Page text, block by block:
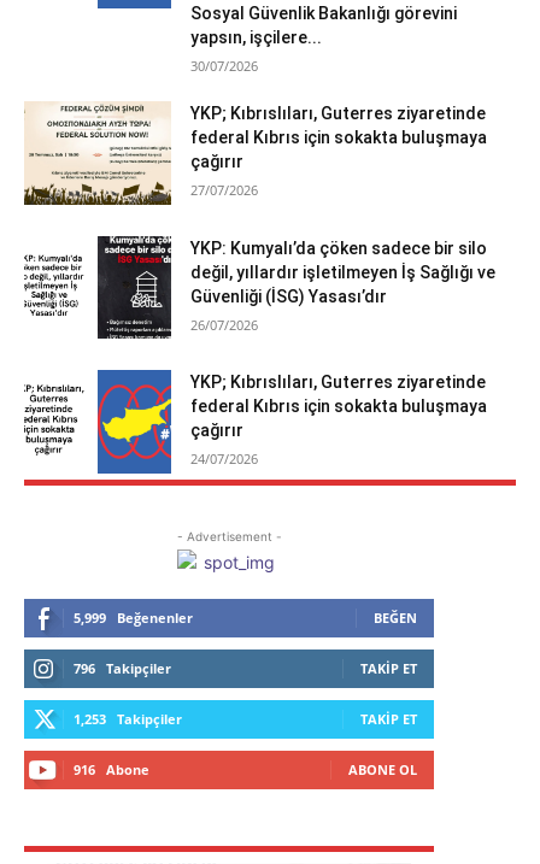
Sosyal Güvenlik Bakanlığı görevini
yapsın, işçilere...
30/07/2026
YKP; Kıbrıslıları, Guterres ziyaretinde
federal Kıbrıs için sokakta buluşmaya
çağırır
27/07/2026
YKP: Kumyalı’da çöken sadece bir silo
değil, yıllardır işletilmeyen İş Sağlığı ve
Güvenliği (İSG) Yasası’dır
26/07/2026
YKP; Kıbrıslıları, Guterres ziyaretinde
federal Kıbrıs için sokakta buluşmaya
çağırır
24/07/2026
- Advertisement -
5,999 Beğenenler BEĞEN
796 Takipçiler TAKIP ET
1,253 Takipçiler TAKIP ET
916 Abone ABONE OL